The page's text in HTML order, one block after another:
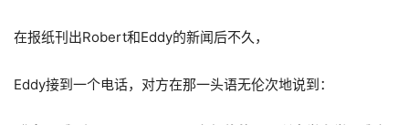
在报纸刊出Robert和Eddy的新闻后不久，
Eddy接到一个电话，对方在那一头语无伦次地说到：